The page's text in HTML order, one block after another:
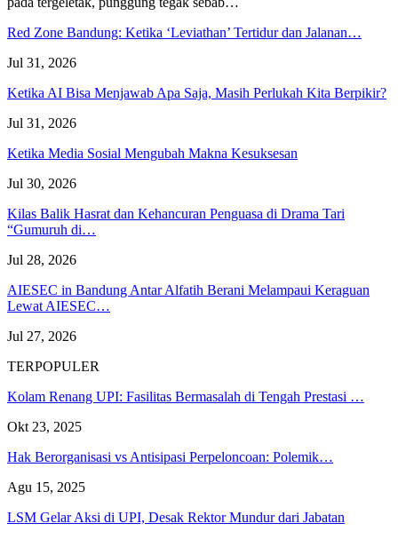
Red Zone Bandung: Ketika ‘Leviathan’ Tertidur dan Jalanan…
Jul 31, 2026
Ketika AI Bisa Menjawab Apa Saja, Masih Perlukah Kita Berpikir?
Jul 31, 2026
Ketika Media Sosial Mengubah Makna Kesuksesan
Jul 30, 2026
Kilas Balik Hasrat dan Kehancuran Penguasa di Drama Tari
“Gumuruh di…
Jul 28, 2026
AIESEC in Bandung Antar Alfatih Berani Melampaui Keraguan
Lewat AIESEC…
Jul 27, 2026
TERPOPULER
Kolam Renang UPI: Fasilitas Bermasalah di Tengah Prestasi …
Okt 23, 2025
Hak Berorganisasi vs Antisipasi Perpeloncoan: Polemik…
Agu 15, 2025
LSM Gelar Aksi di UPI, Desak Rektor Mundur dari Jabatan